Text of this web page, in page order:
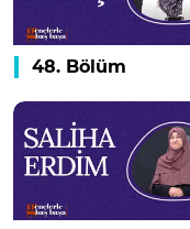
48. Bölüm